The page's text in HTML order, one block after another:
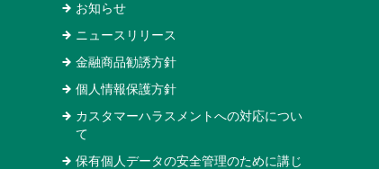
お知らせ
ニュースリリース
金融商品勧誘方針
個人情報保護方針
カスタマーハラスメントへの対応につい
て
保有個人データの安全管理のために講じ